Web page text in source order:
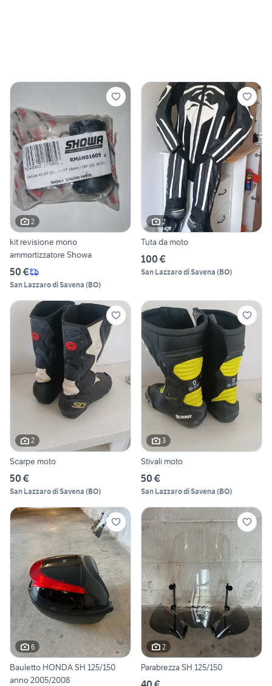
2
kit revisione mono
ammortizzatore Showa
50 €
San Lazzaro di Savena (BO)
2
Tuta da moto
100 €
San Lazzaro di Savena (BO)
2
Scarpe moto
50 €
San Lazzaro di Savena (BO)
3
Stivali moto
50 €
San Lazzaro di Savena (BO)
6
Bauletto HONDA SH 125/150
anno 2005/2008
2
Parabrezza SH 125/150